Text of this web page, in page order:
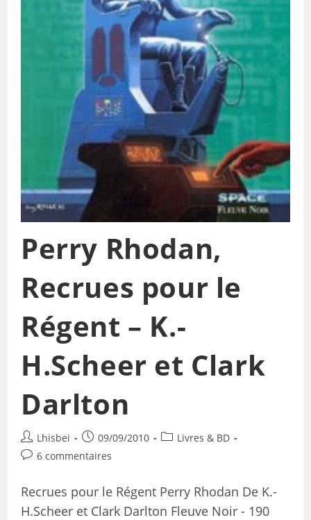
Perry Rhodan,
Recrues pour le
Régent – K.-
H.Scheer et Clark
Darlton
Lhisbei 09/09/2010
Livres & BD
6 commentaires
Recrues pour le Régent Perry Rhodan De K.-
H.Scheer et Clark Darlton Fleuve Noir - 190